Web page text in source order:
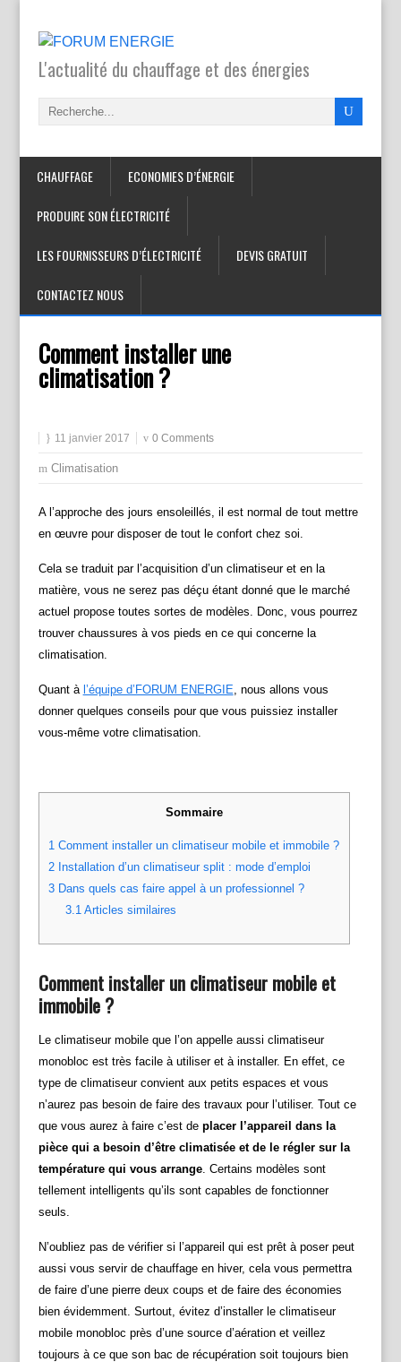
L'actualité du chauffage et des énergies
CHAUFFAGE ECONOMIES D’ÉNERGIE
PRODUIRE SON ÉLECTRICITÉ
LES FOURNISSEURS D’ÉLECTRICITÉ DEVIS GRATUIT
CONTACTEZ NOUS
Comment installer une
climatisation ?
11 janvier 2017 0 Comments
Climatisation
A l’approche des jours ensoleillés, il est normal de tout mettre
en œuvre pour disposer de tout le confort chez soi.
Cela se traduit par l’acquisition d’un climatiseur et en la
matière, vous ne serez pas déçu étant donné que le marché
actuel propose toutes sortes de modèles. Donc, vous pourrez
trouver chaussures à vos pieds en ce qui concerne la
climatisation.
Quant à l’équipe d’FORUM ENERGIE, nous allons vous
donner quelques conseils pour que vous puissiez installer
vous-même votre climatisation.
Sommaire
1Comment installer un climatiseur mobile et immobile ?
2Installation d’un climatiseur split : mode d’emploi
3Dans quels cas faire appel à un professionnel ?
3.1 Articles similaires
Comment installer un climatiseur mobile et
immobile ?
Le climatiseur mobile que l’on appelle aussi climatiseur
monobloc est très facile à utiliser et à installer. En effet, ce
type de climatiseur convient aux petits espaces et vous
n’aurez pas besoin de faire des travaux pour l’utiliser. Tout ce
que vous aurez à faire c’est de placer l’appareil dans la
pièce qui a besoin d’être climatisée et de le régler sur la
température qui vous arrange. Certains modèles sont
tellement intelligents qu’ils sont capables de fonctionner
seuls.
N’oubliez pas de vérifier si l’appareil qui est prêt à poser peut
aussi vous servir de chauffage en hiver, cela vous permettra
de faire d’une pierre deux coups et de faire des économies
bien évidemment. Surtout, évitez d’installer le climatiseur
mobile monobloc près d’une source d’aération et veillez
toujours à ce que son bac de récupération soit toujours bien